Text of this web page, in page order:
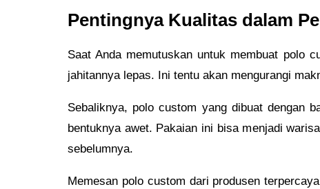
Pentingnya Kualitas dalam
Saat Anda memutuskan untuk membuat polo
jahitannya lepas. Ini tentu akan mengurangi
Sebaliknya, polo custom yang dibuat dengan
bentuknya awet. Pakaian ini bisa menjadi
sebelumnya.
Memesan polo custom dari produsen